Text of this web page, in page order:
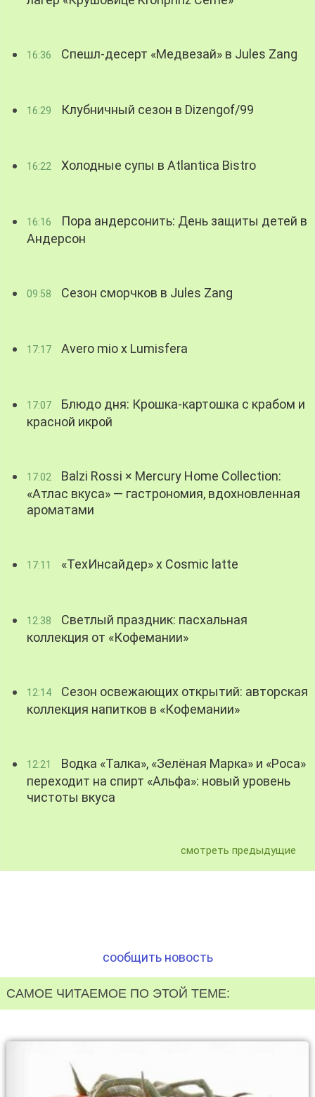
16:36 Спешл-десерт «Медвезай» в Jules Zang
16:29 Клубничный сезон в Dizengof/99
16:22 Холодные супы в Atlantica Bistro
16:16
Пора андерсонить: День защиты детей в
Андерсон
09:58 Сезон сморчков в Jules Zang
17:17 Avero mio x Lumisfera
17:07
Блюдо дня: Крошка-картошка с крабом и
красной икрой
17:02
Balzi Rossi × Mercury Home Collection:
«Атлас вкуса» — гастрономия, вдохновленная
ароматами
17:11 «ТехИнсайдер» х Cosmic latte
12:38
Светлый праздник: пасхальная
коллекция от «Кофемании»
12:14
Сезон освежающих открытий: авторская
коллекция напитков в «Кофемании»
12:21
Водка «Талка», «Зелёная Марка» и «Роса»
переходит на спирт «Альфа»: новый уровень
чистоты вкуса
смотреть предыдущие
сообщить новость
САМОЕ ЧИТАЕМОЕ ПО ЭТОЙ ТЕМЕ: